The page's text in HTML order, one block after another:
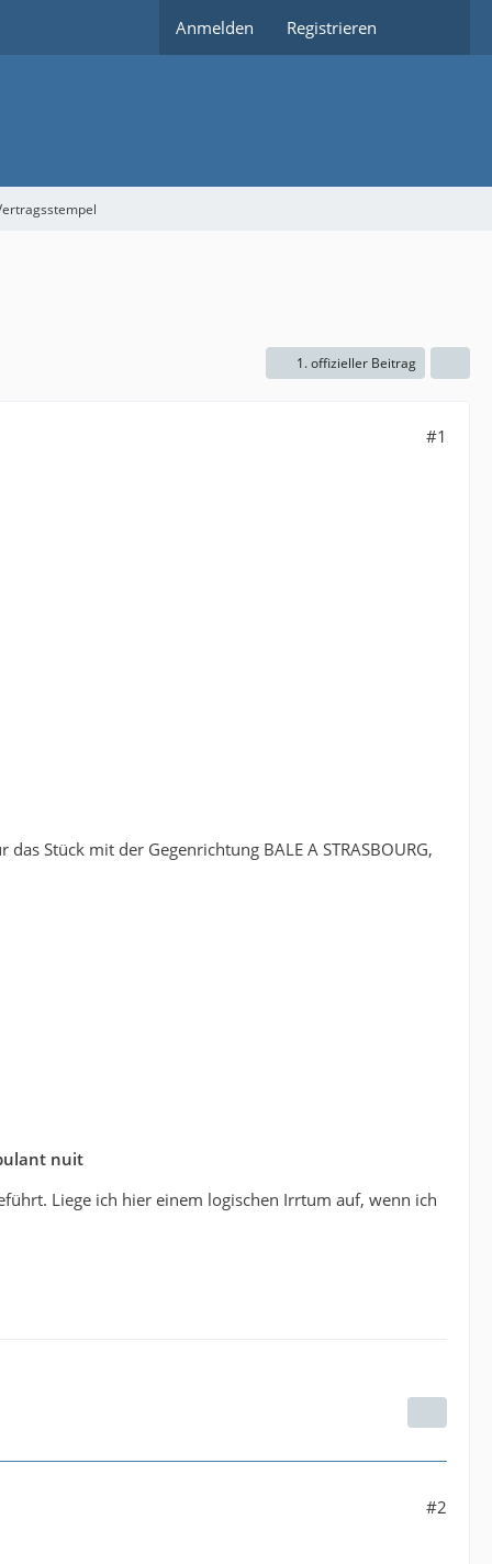
Anmelden Registrieren
1. offizieller Beitrag
#1
Stück mit der Gegenrichtung BALE A STRASBOURG,
nuit
Liege ich hier einem logischen Irrtum auf, wenn ich
#2